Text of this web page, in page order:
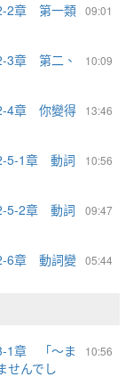
09:01
2章 第一類
10:09
3章 第二、
13:46
4章 你變得
10:56
5-1章 動詞
09:47
5-2章 動詞
05:44
6章 動詞變
10:56
1章 「～ま
せんでし